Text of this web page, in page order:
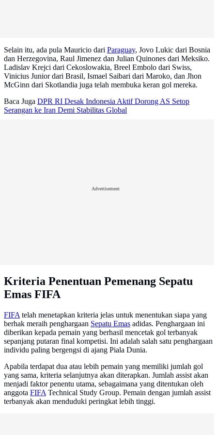
Selain itu, ada pula Mauricio dari Paraguay, Jovo Lukic dari Bosnia
dan Herzegovina, Raul Jimenez dan Julian Quinones dari Meksiko.
Ladislav Krejci dari Cekoslowakia, Breel Embolo dari Swiss,
Vinicius Junior dari Brasil, Ismael Saibari dari Maroko, dan Jhon
McGinn dari Skotlandia juga telah membuka keran gol mereka.
Baca Juga DPR RI Desak Indonesia Aktif Dorong AS Setop
Serangan ke Iran Demi Stabilitas Global
Advertisement
Kriteria Penentuan Pemenang Sepatu
Emas FIFA
FIFA telah menetapkan kriteria jelas untuk menentukan siapa yang
berhak meraih penghargaan Sepatu Emas adidas. Penghargaan ini
diberikan kepada pemain yang berhasil mencetak gol terbanyak
sepanjang putaran final kompetisi. Ini adalah salah satu penghargaan
individu paling bergengsi di ajang Piala Dunia.
Apabila terdapat dua atau lebih pemain yang memiliki jumlah gol
yang sama, kriteria selanjutnya akan diterapkan. Jumlah assist akan
menjadi faktor penentu utama, sebagaimana yang ditentukan oleh
anggota FIFA Technical Study Group. Pemain dengan jumlah assist
terbanyak akan menduduki peringkat lebih tinggi.